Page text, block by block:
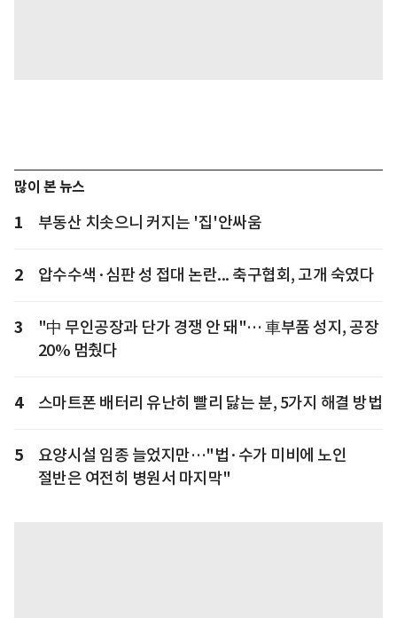
많이 본 뉴스
1 부동산 치솟으니 커지는 '집'안싸움
2 압수수색·심판 성 접대 논란... 축구협회, 고개 숙였다
3
"中 무인공장과 단가 경쟁 안 돼"… 車부품 성지, 공장
20% 멈췄다
4 스마트폰 배터리 유난히 빨리 닳는 분, 5가지 해결 방법
5
요양시설 임종 늘었지만…"법·수가 미비에 노인
절반은 여전히 병원서 마지막"